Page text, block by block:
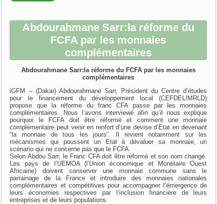
Abdourahmane Sarr:la réforme du
FCFA par les monnaies
complémentaires
Abdourahmane Sarr:la réforme du FCFA par les monnaies
complémentaires
iGFM – (Dakar) Abdourahmane Sarr, Président du Centre d’études
pour le financement du développement local (CEFDEL/MRLD)
propose que la réforme du franc CFA passe par les monnaies
complémentaires. Nous l’avons interviewé afin qu’il nous explique
pourquoi le FCFA doit être réformé et comment une monnaie
complémentaire peut venir en renfort d’une devise d’Etat en devenant
“la monnaie de tous les jours”. Il revient notamment sur les
mécanismes qui poussent un Etat à dévaluer sa monnaie, un
scénario qui ne concerne pas que le FCFA.
Selon Abdou Sarr, le Franc CFA doit être réformé et son nom changé.
Les pays de l’UEMOA (l’Union économique et Monétaire Ouest
Africaine) doivent conserver une monnaie commune sans le
parrainage de la France et introduire des monnaies nationales
complémentaires et compétitives pour accompagner l’émergence de
leurs économies respectives par l’inclusion financière de leurs
entreprises et de leurs populations.